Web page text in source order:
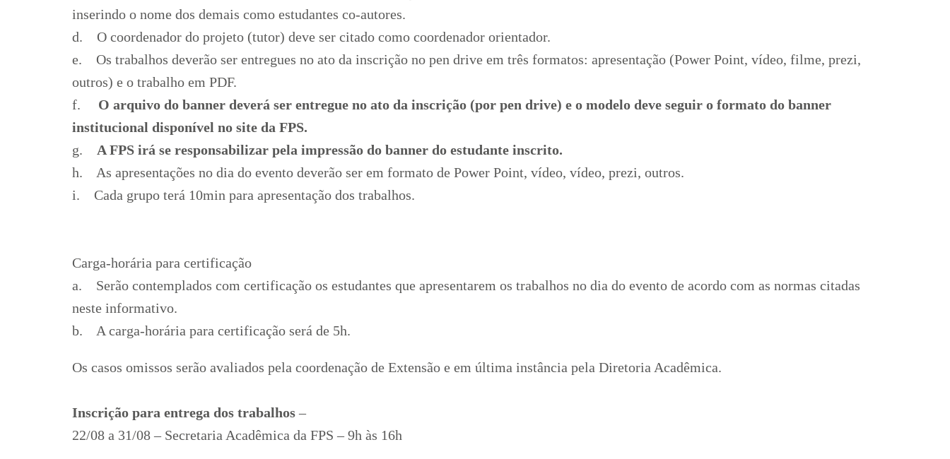
inserindo o nome dos demais como estudantes co-autores.
d. O coordenador do projeto (tutor) deve ser citado como coordenador orientador.
e. Os trabalhos deverão ser entregues no ato da inscrição no pen drive em três formatos: apresentação (Power Point, vídeo, filme, prezi,
outros) e o trabalho em PDF.
f. O arquivo do banner deverá ser entregue no ato da inscrição (por pen drive) e o modelo deve seguir o formato do banner
institucional disponível no site da FPS.
g. A FPS irá se responsabilizar pela impressão do banner do estudante inscrito.
h. As apresentações no dia do evento deverão ser em formato de Power Point, vídeo, vídeo, prezi, outros.
i. Cada grupo terá 10min para apresentação dos trabalhos.
Carga-horária para certificação
a. Serão contemplados com certificação os estudantes que apresentarem os trabalhos no dia do evento de acordo com as normas citadas
neste informativo.
b. A carga-horária para certificação será de 5h.
Os casos omissos serão avaliados pela coordenação de Extensão e em última instância pela Diretoria Acadêmica.
Inscrição para entrega dos trabalhos–
22/08 a 31/08 – Secretaria Acadêmica da FPS – 9h às 16h